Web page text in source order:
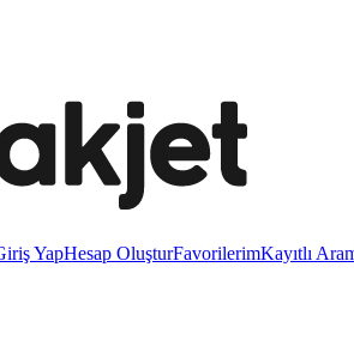
YapHesap OluşturFavorilerimKayıtlı